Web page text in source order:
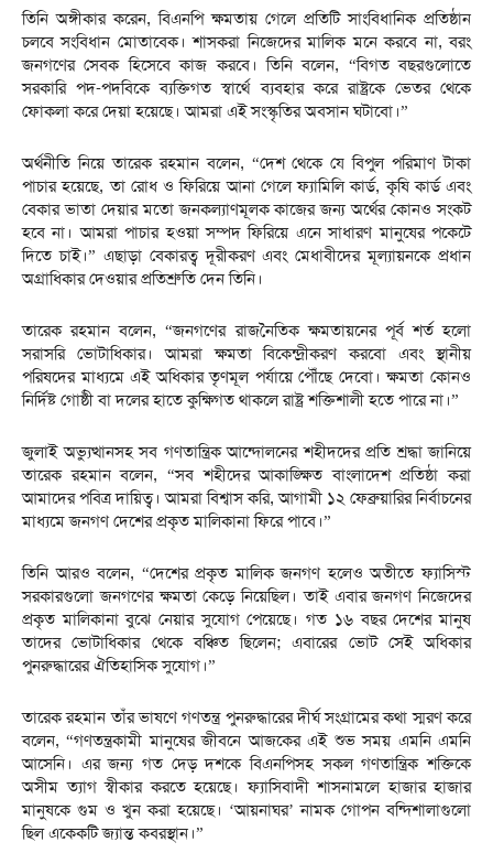
তিনি অঙ্গীকার করেন, বিএনপি ক্ষমতায় গেলে প্রতিটি সাংবিধানিক প্রতিষ্ঠান
চলবে সংবিধান মোতাবেক। শাসকরা নিজেদের মালিক মনে করবে না, বরং
জনগণের সেবক হিসেবে কাজ করবে। তিনি বলেন, “বিগত বছরগুলোতে
সরকারি পদ-পদবিকে ব্যক্তিগত স্বার্থে ব্যবহার করে রাষ্ট্রকে ভেতর থেকে
ফোকলা করে দেয়া হয়েছে। আমরা এই সংস্কৃতির অবসান ঘটাবো।”
অর্থনীতি নিয়ে তারেক রহমান বলেন, “দেশ থেকে যে বিপুল পরিমাণ টাকা
পাচার হয়েছে, তা রোধ ও ফিরিয়ে আনা গেলে ফ্যামিলি কার্ড, কৃষি কার্ড এবং
বেকার ভাতা দেয়ার মতো জনকল্যাণমূলক কাজের জন্য অর্থের কোনও সংকট
হবে না। আমরা পাচার হওয়া সম্পদ ফিরিয়ে এনে সাধারণ মানুষের পকেটে
দিতে চাই।” এছাড়া বেকারত্ব দূরীকরণ এবং মেধাবীদের মূল্যায়নকে প্রধান
অগ্রাধিকার দেওয়ার প্রতিশ্রুতি দেন তিনি।
তারেক রহমান বলেন, “জনগণের রাজনৈতিক ক্ষমতায়নের পূর্ব শর্ত হলো
সরাসরি ভোটাধিকার। আমরা ক্ষমতা বিকেন্দ্রীকরণ করবো এবং স্থানীয়
পরিষদের মাধ্যমে এই অধিকার তৃণমূল পর্যায়ে পৌঁছে দেবো। ক্ষমতা কোনও
নির্দিষ্ট গোষ্ঠী বা দলের হাতে কুক্ষিগত থাকলে রাষ্ট্র শক্তিশালী হতে পারে না।”
জুলাই অভ্যুত্থানসহ সব গণতান্ত্রিক আন্দোলনের শহীদদের প্রতি শ্রদ্ধা জানিয়ে
তারেক রহমান বলেন, “সব শহীদের আকাঙ্ক্ষিত বাংলাদেশ প্রতিষ্ঠা করা
আমাদের পবিত্র দায়িত্ব। আমরা বিশ্বাস করি, আগামী ১২ ফেব্রুয়ারির নির্বাচনের
মাধ্যমে জনগণ দেশের প্রকৃত মালিকানা ফিরে পাবে।”
তিনি আরও বলেন, “দেশের প্রকৃত মালিক জনগণ হলেও অতীতে ফ্যাসিস্ট
সরকারগুলো জনগণের ক্ষমতা কেড়ে নিয়েছিল। তাই এবার জনগণ নিজেদের
প্রকৃত মালিকানা বুঝে নেয়ার সুযোগ পেয়েছে। গত ১৬ বছর দেশের মানুষ
তাদের ভোটাধিকার থেকে বঞ্চিত ছিলেন; এবারের ভোট সেই অধিকার
পুনরুদ্ধারের ঐতিহাসিক সুযোগ।”
তারেক রহমান তাঁর ভাষণে গণতন্ত্র পুনরুদ্ধারের দীর্ঘ সংগ্রামের কথা স্মরণ করে
বলেন, “গণতন্ত্রকামী মানুষের জীবনে আজকের এই শুভ সময় এমনি এমনি
আসেনি। এর জন্য গত দেড় দশকে বিএনপিসহ সকল গণতান্ত্রিক শক্তিকে
অসীম ত্যাগ স্বীকার করতে হয়েছে। ফ্যাসিবাদী শাসনামলে হাজার হাজার
মানুষকে গুম ও খুন করা হয়েছে। ‘আয়নাঘর’ নামক গোপন বন্দিশালাগুলো
ছিল একেকটি জ্যান্ত কবরস্থান।”